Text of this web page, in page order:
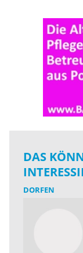
DAS
DORFEN